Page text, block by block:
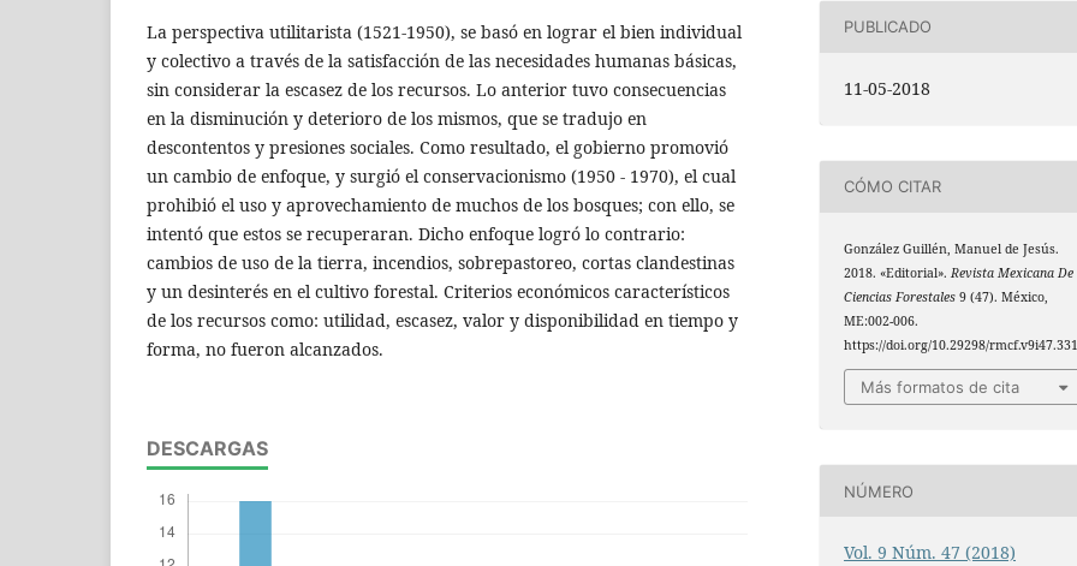
La perspectiva utilitarista (1521-1950), se basó en lograr el bien individual
y colectivo a través de la satisfacción de las necesidades humanas básicas,
sin considerar la escasez de los recursos. Lo anterior tuvo consecuencias
en la disminución y deterioro de los mismos, que se tradujo en
descontentos y presiones sociales. Como resultado, el gobierno promovió
un cambio de enfoque, y surgió el conservacionismo (1950 - 1970), el cual
prohibió el uso y aprovechamiento de muchos de los bosques; con ello, se
intentó que estos se recuperaran. Dicho enfoque logró lo contrario:
cambios de uso de la tierra, incendios, sobrepastoreo, cortas clandestinas
y un desinterés en el cultivo forestal. Criterios económicos característicos
de los recursos como: utilidad, escasez, valor y disponibilidad en tiempo y
forma, no fueron alcanzados.
DESCARGAS
PUBLICADO
11-05-2018
CÓMO CITAR
González Guillén, Manuel de Jesús.
2018. «Editorial».Revista Mexicana De
Ciencias Forestales 9 (47). México,
ME:002-006.
https://doi.org/10.29298/
Más formatos de cita
NÚMERO
Vol. 9 Núm. 47 (2018)